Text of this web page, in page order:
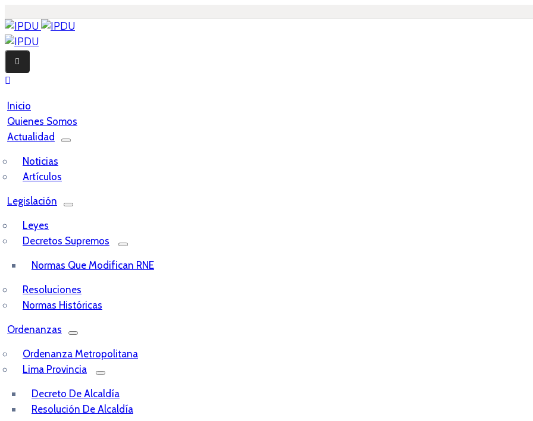
Inicio
Quienes Somos
Actualidad
Noticias
Artículos
Legislación
Leyes
Decretos Supremos
Normas Que Modifican RNE
Resoluciones
Normas Históricas
Ordenanzas
Ordenanza Metropolitana
Lima Provincia
Decreto De Alcaldía
Resolución De Alcaldía